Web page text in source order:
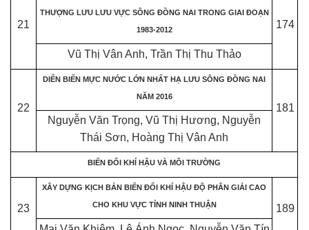
21
THƯỢNG LƯU LƯU VỰC SÔNG ĐỒNG NAI TRONG GIAI ĐOẠN
1983-2012 174
Vũ Thị Vân Anh, Trần Thị Thu Thảo
22
DIỄN BIẾN MỰC NƯỚC LỚN NHẤT HẠ LƯU SÔNG ĐỒNG NAI
NĂM 2016
181
Nguyễn Văn Trọng, Vũ Thị Hương, Nguyễn
Thái Sơn, Hoàng Thị Vân Anh
BIẾN ĐỔI KHÍ HẬU VÀ MÔI TRƯỜNG
23
XÂY DỰNG KỊCH BẢN BIẾN ĐỔI KHÍ HẬU ĐỘ PHÂN GIẢI CAO
CHO KHU VỰC TỈNH NINH THUẬN
189